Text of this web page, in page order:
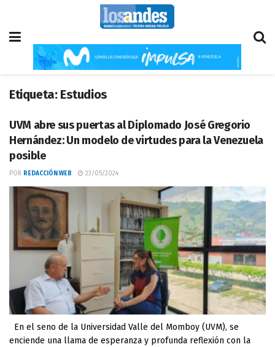
Etiqueta: Estudios
UVM abre sus puertas al Diplomado José Gregorio
Hernández: Un modelo de virtudes para la Venezuela
posible
POR REDACCIÓN WEB 23/05/2024
En el seno de la Universidad Valle del Momboy (UVM), se
enciende una llama de esperanza y profunda reflexión con la